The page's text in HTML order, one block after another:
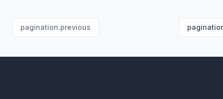
pagination.previous